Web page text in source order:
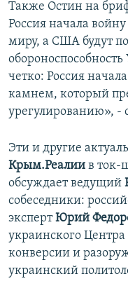
Также Остин на
Россия начала
миру, а США будут
четко: Россия
камнем, который
урегулированию»,
Эти и другие
Крым.Реалии в ток-
обсуждает ведущий
собеседники:
экспертЮрий
украинского
конверсии и
украинский